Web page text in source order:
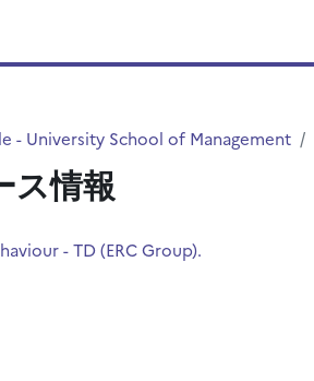
する
- University School of Management
ス情報
- TD (ERC Group).